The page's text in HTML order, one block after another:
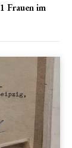
Frauen im